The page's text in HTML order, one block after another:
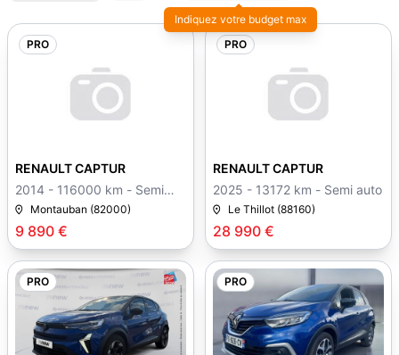
Indiquez votre budget max
PRO
9 890 €
RENAULT CAPTUR
2014 - 116000 km - Semi
autoMontauban (82000)
PRO
28 990 €
RENAULT CAPTUR
2025 - 13172 km - Semi auto
Le Thillot (88160)
PRO PRO